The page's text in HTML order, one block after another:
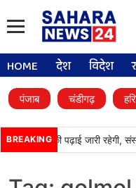
HOME देश विदेश
पंजाब चंडीगढ़
BREAKING
में पंजाबी की पढ़ाई जारी रहेगी,